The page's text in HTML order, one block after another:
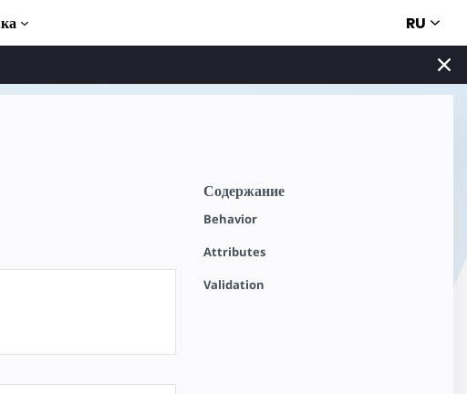
RU
Содержание
Behavior
Attributes
Validation